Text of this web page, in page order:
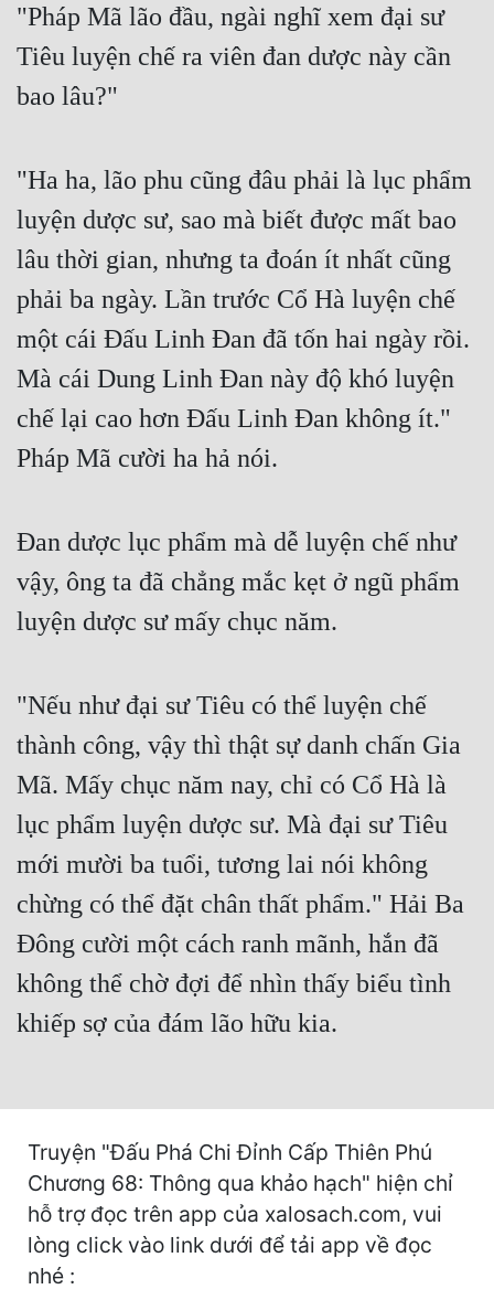
Xa Lộ Dịch
Cung Đấu
Cổ Tiên Hiệp
Cổ Đại
Du Hí
Dã Sử
Dị Năng
Gia Đấu
Góc Nhìn Nữ
Huyền Huyễn
Huyền Nghi
Hài Hước
Hệ Thống
Khoa Huyễn Không Gian
Kinh Dị
Kiếm Hiệp
Kỳ Huyễn
Linh Dị
Làm Giàu
Lịch Sử
Mưu Mô
Mạt Thế
"Pháp Mã lão đầu, ngài nghĩ xem đại sư
Tiêu luyện chế ra viên đan dược này cần
bao lâu?"
"Ha ha, lão phu cũng đâu phải là lục phẩm
luyện dược sư, sao mà biết được mất bao
lâu thời gian, nhưng ta đoán ít nhất cũng
phải ba ngày. Lần trước Cổ Hà luyện chế
một cái Đấu Linh Đan đã tốn hai ngày rồi.
Mà cái Dung Linh Đan này độ khó luyện
chế lại cao hơn Đấu Linh Đan không ít."
Pháp Mã cười ha hả nói.
Đan dược lục phẩm mà dễ luyện chế như
vậy, ông ta đã chẳng mắc kẹt ở ngũ phẩm
luyện dược sư mấy chục năm.
"Nếu như đại sư Tiêu có thể luyện chế
thành công, vậy thì thật sự danh chấn Gia
Mã. Mấy chục năm nay, chỉ có Cổ Hà là
lục phẩm luyện dược sư. Mà đại sư Tiêu
mới mười ba tuổi, tương lai nói không
chừng có thể đặt chân thất phẩm." Hải Ba
Đông cười một cách ranh mãnh, hắn đã
không thể chờ đợi để nhìn thấy biểu tình
khiếp sợ của đám lão hữu kia.
Truyện "Đấu Phá Chi Đỉnh Cấp Thiên Phú
Chương 68: Thông qua khảo hạch" hiện chỉ
hỗ trợ đọc trên app của xalosach.com, vui
lòng click vào link dưới để tải app về đọc
nhé :